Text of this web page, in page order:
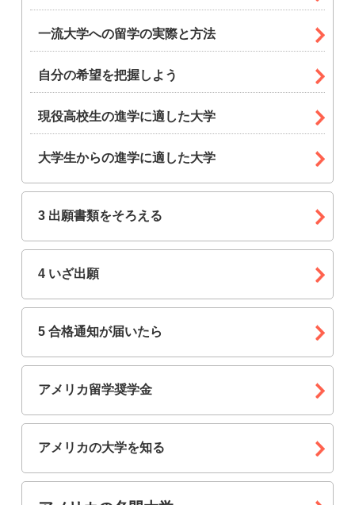
一流大学への留学の実際と方法
自分の希望を把握しよう
現役高校生の進学に適した大学
大学生からの進学に適した大学
3 出願書類をそろえる
4 いざ出願
5 合格通知が届いたら
アメリカ留学奨学金
アメリカの大学を知る